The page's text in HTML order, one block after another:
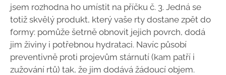
jsem rozhodna ho umístit na příčku č. 3. Jedná se
totiž skvělý produkt, který vaše rty dostane zpět do
formy: pomůže šetrně obnovit jejich povrch, dodá
jim živiny i potřebnou hydrataci. Navíc působí
preventivně proti projevům stárnutí (kam patří i
zužování rtů) tak, že jim dodává žádoucí objem.